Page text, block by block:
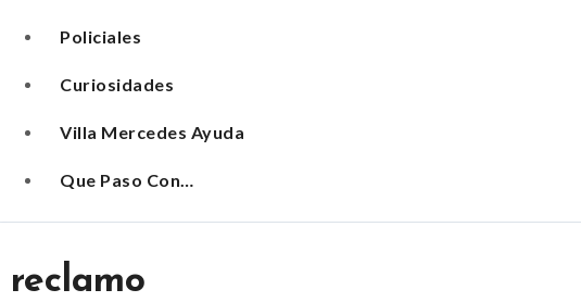
Policiales
Curiosidades
Villa Mercedes Ayuda
Que Paso Con…
reclamo